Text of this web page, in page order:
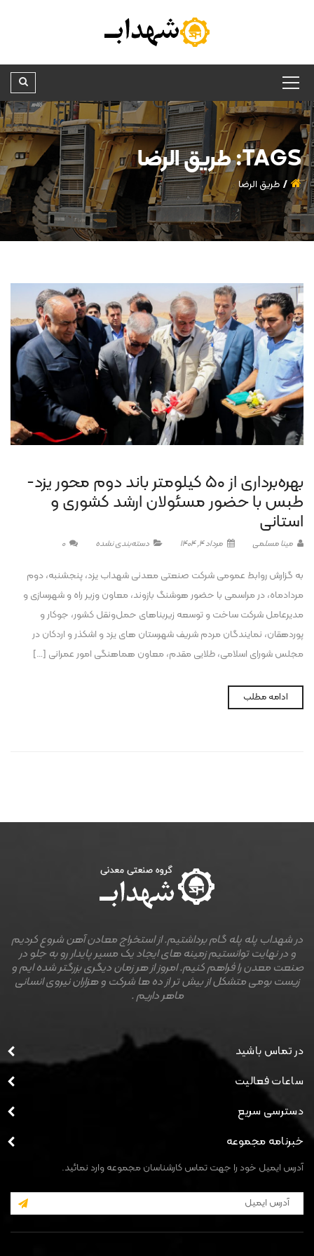
TAGS: طریق الرضا
طریق الرضا
بهره‌برداری از ۵۰ کیلومتر باند دوم محور یزد-
طبس با حضور مسئولان ارشد کشوری و
استانی
مینا مسلمی مرداد 4, 1404 دسته‌بندی نشده 0
به گزارش روابط عمومی شرکت صنعتی معدنی شهداب یزد، پنجشنبه، دوم
مردادماه، در مراسمی با حضور هوشنگ بازوند، معاون وزیر راه و شهرسازی و
مدیرعامل شرکت ساخت و توسعه زیربناهای حمل‌ونقل کشور، جوکار و
پوردهقان، نمایندگان مردم شریف شهرستان های یزد و اشکذر و اردکان در
مجلس شورای اسلامی، طلایی مقدم، معاون هماهنگی امور عمرانی […]
ادامه مطلب
در شهداب پله پله گام برداشتیم. از استخراج معادن آهن شروع کردیم
و در نهایت توانستیم زمینه های ایجاد یک مسیر پایدار رو به جلو در
صنعت معدن را فراهم کنیم. امروز از هر زمان دیگری بزرگتر شده ایم و
زیست بومی متشکل از بیش تر از ده ها شرکت و هزاران نیروی انسانی
ماهر داریم .
در تماس باشید
ساعات فعالیت
دسترسی سریع
خبرنامه مجموعه
آدرس ایمیل خود را جهت تماس کارشناسان مجموعه وارد نمائید.